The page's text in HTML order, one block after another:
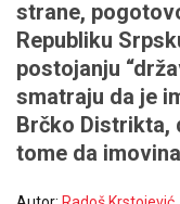
strane,
Republiku
postojanju
smatraju da je
Brčko Distrikta,
tome da